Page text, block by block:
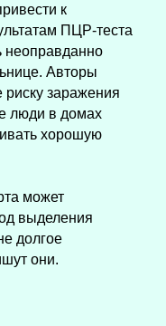
к
ПЦР-теста
неоправданно
Авторы
заражения
люди в домах
хорошую
может
выделения
долгое
они.